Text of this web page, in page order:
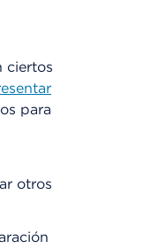
ciertos
para
otros